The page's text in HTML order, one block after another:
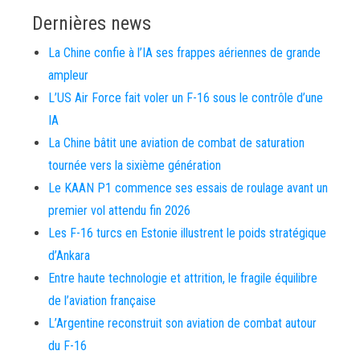
Dernières news
La Chine confie à l’IA ses frappes aériennes de grande
ampleur
L’US Air Force fait voler un F-16 sous le contrôle d’une
IA
La Chine bâtit une aviation de combat de saturation
tournée vers la sixième génération
Le KAAN P1 commence ses essais de roulage avant un
premier vol attendu fin 2026
Les F-16 turcs en Estonie illustrent le poids stratégique
d’Ankara
Entre haute technologie et attrition, le fragile équilibre
de l’aviation française
L’Argentine reconstruit son aviation de combat autour
du F-16